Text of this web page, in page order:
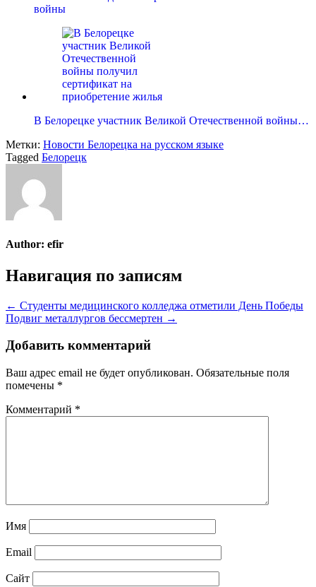
войны
В Белорецке участник Великой Отечественной войны…
Метки: Новости Белорецка на русском языке
Tagged Белорецк
Author: efir
Навигация по записям
← Студенты медицинского колледжа отметили День Победы
Подвиг металлургов бессмертен →
Добавить комментарий
Ваш адрес email не будет опубликован. Обязательные поля
помечены *
Комментарий *
Имя
Email
Сайт